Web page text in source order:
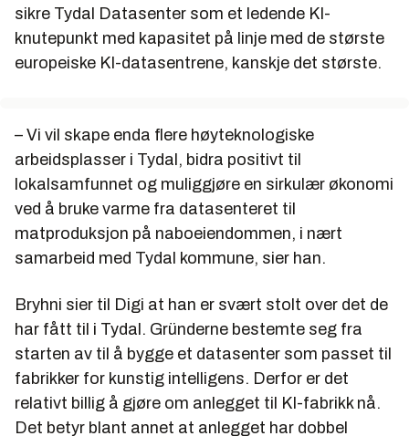
sikre Tydal Datasenter som et ledende KI-
knutepunkt med kapasitet på linje med de største
europeiske KI-datasentrene, kanskje det største.
– Vi vil skape enda flere høyteknologiske
arbeidsplasser i Tydal, bidra positivt til
lokalsamfunnet og muliggjøre en sirkulær økonomi
ved å bruke varme fra datasenteret til
matproduksjon på naboeiendommen, i nært
samarbeid med Tydal kommune, sier han.
Bryhni sier til Digi at han er svært stolt over det de
har fått til i Tydal. Gründerne bestemte seg fra
starten av til å bygge et datasenter som passet til
fabrikker for kunstig intelligens. Derfor er det
relativt billig å gjøre om anlegget til KI-fabrikk nå.
Det betyr blant annet at anlegget har dobbel